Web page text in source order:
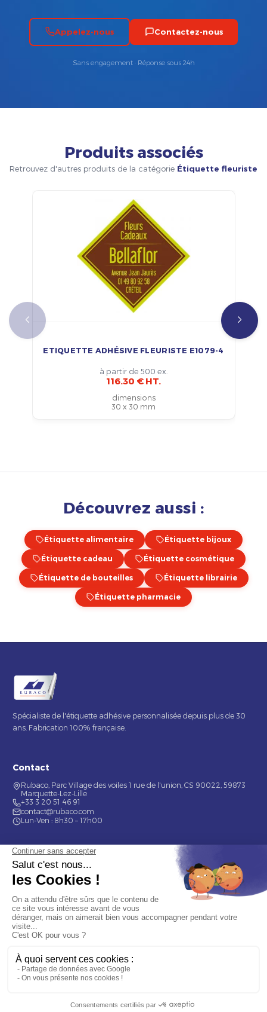
Appelez-nous Contactez-nous
Sans engagement · Réponse sous 24h
Produits associés
Retrouvez d'autres produits de la catégorie Étiquette fleuriste
ETIQUETTE ADHÉSIVE FLEURISTE E1079-4
à partir de 500 ex.
116.30 € HT.
dimensions
30 x 30 mm
Découvrez aussi :
Étiquette alimentaire Étiquette bijoux
Étiquette cadeau Étiquette cosmétique
Étiquette de bouteilles Étiquette librairie
Étiquette pharmacie
Spécialiste de l'étiquette adhésive personnalisée depuis plus de 30
ans. Fabrication 100% française.
Contact
Rubaco, Parc Village des voiles 1 rue de l'union, CS 90022, 59873
Marquette-Lez-Lille
+33 3 20 51 46 91
contact@rubaco.com
Lun-Ven : 8h30 – 17h00
Nos services
Étiquette alimentaire
Étiquette de bouteilles
Informations
Mentions légales
À propos
Nous contacter